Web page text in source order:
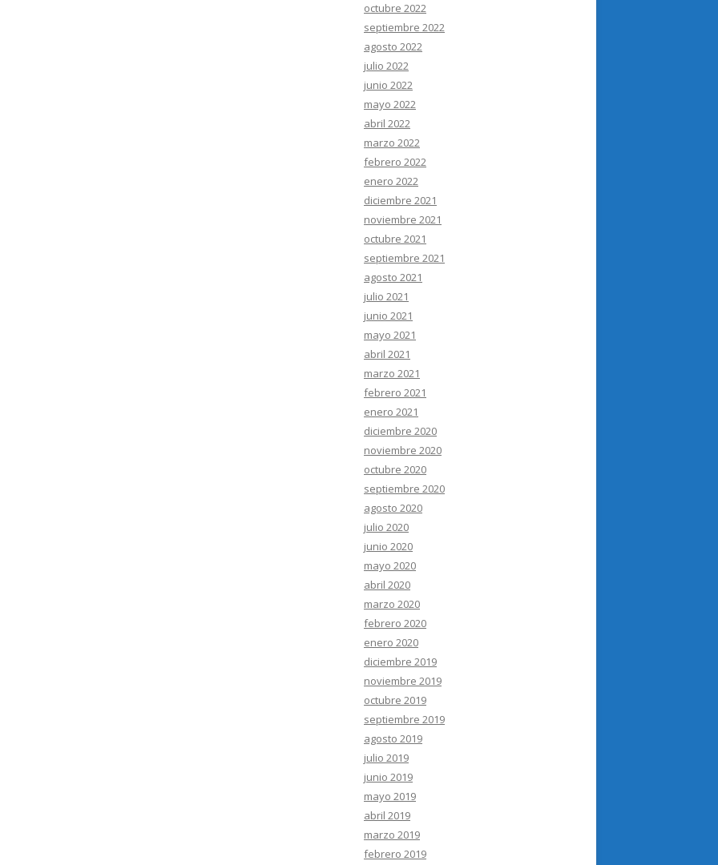
octubre 2022
septiembre 2022
agosto 2022
julio 2022
junio 2022
mayo 2022
abril 2022
marzo 2022
febrero 2022
enero 2022
diciembre 2021
noviembre 2021
octubre 2021
septiembre 2021
agosto 2021
julio 2021
junio 2021
mayo 2021
abril 2021
marzo 2021
febrero 2021
enero 2021
diciembre 2020
noviembre 2020
octubre 2020
septiembre 2020
agosto 2020
julio 2020
junio 2020
mayo 2020
abril 2020
marzo 2020
febrero 2020
enero 2020
diciembre 2019
noviembre 2019
octubre 2019
septiembre 2019
agosto 2019
julio 2019
junio 2019
mayo 2019
abril 2019
marzo 2019
febrero 2019